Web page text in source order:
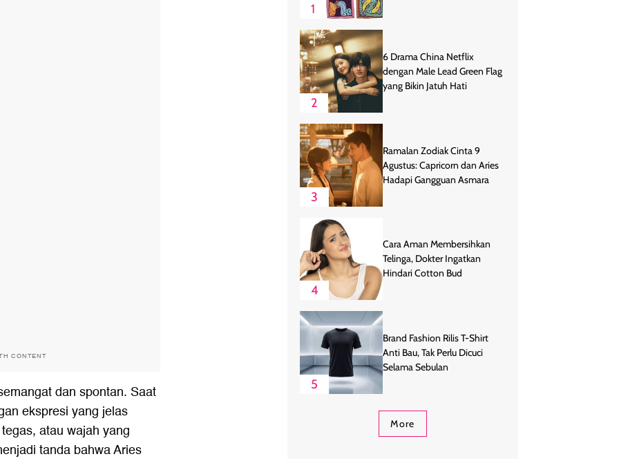
CONTENT
dan spontan. Saat
ekspresi yang jelas
atau wajah yang
tanda bahwa Aries
1
2
6 Drama China Netflix
dengan Male Lead Green Flag
yang Bikin Jatuh Hati
3
Ramalan Zodiak Cinta 9
Agustus: Capricorn dan Aries
Hadapi Gangguan Asmara
4
Cara Aman Membersihkan
Telinga, Dokter Ingatkan
Hindari Cotton Bud
5
Brand Fashion Rilis T-Shirt
Anti Bau, Tak Perlu Dicuci
Selama Sebulan
More